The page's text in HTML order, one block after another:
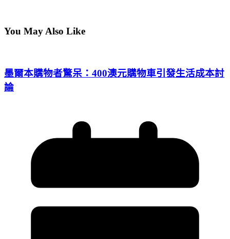
You May Also Like
墨爾本購物者驚呆：400澳元購物車引發生活成本討
論